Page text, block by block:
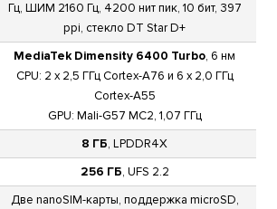
Гц, ШИМ 2160 Гц, 4200 нит пик, 10 бит, 397
ppi, стекло DT Star D+
MediaTek Dimensity 6400 Turbo, 6 нм
CPU: 2 х 2,5 ГГц Cortex-A76 и 6 х 2,0 ГГц
Cortex-A55
GPU: Mali-G57 MC2, 1,07 ГГц
8 ГБ, LPDDR4X
256 ГБ, UFS 2.2
Две nanoSIM-карты, поддержка microSD,